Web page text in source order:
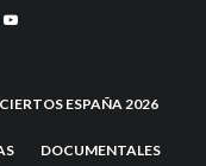
ESPAÑA 2026
DOCUMENTALES